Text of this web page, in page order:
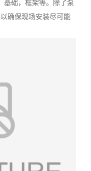
基础，框架等。除了泵
确保现场安装尽可能